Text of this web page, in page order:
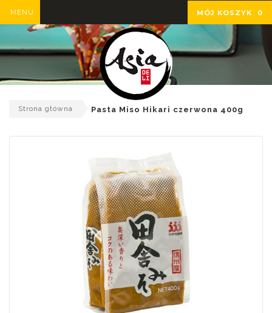
MÓJ KOSZYK 0
MENU
Strona główna Pasta Miso Hikari czerwona 400g